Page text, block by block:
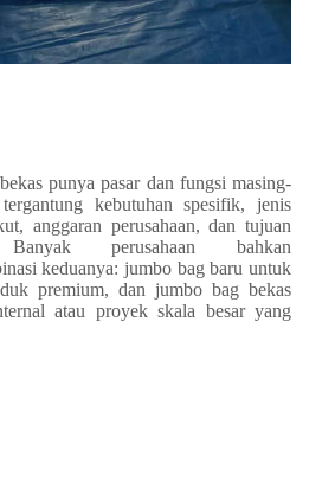
punya pasar dan fungsi masing-
kebutuhan spesifik, jenis
anggaran perusahaan, dan tujuan
Banyak perusahaan bahkan
keduanya: jumbo bag baru untuk
premium, dan jumbo bag bekas
atau proyek skala besar yang